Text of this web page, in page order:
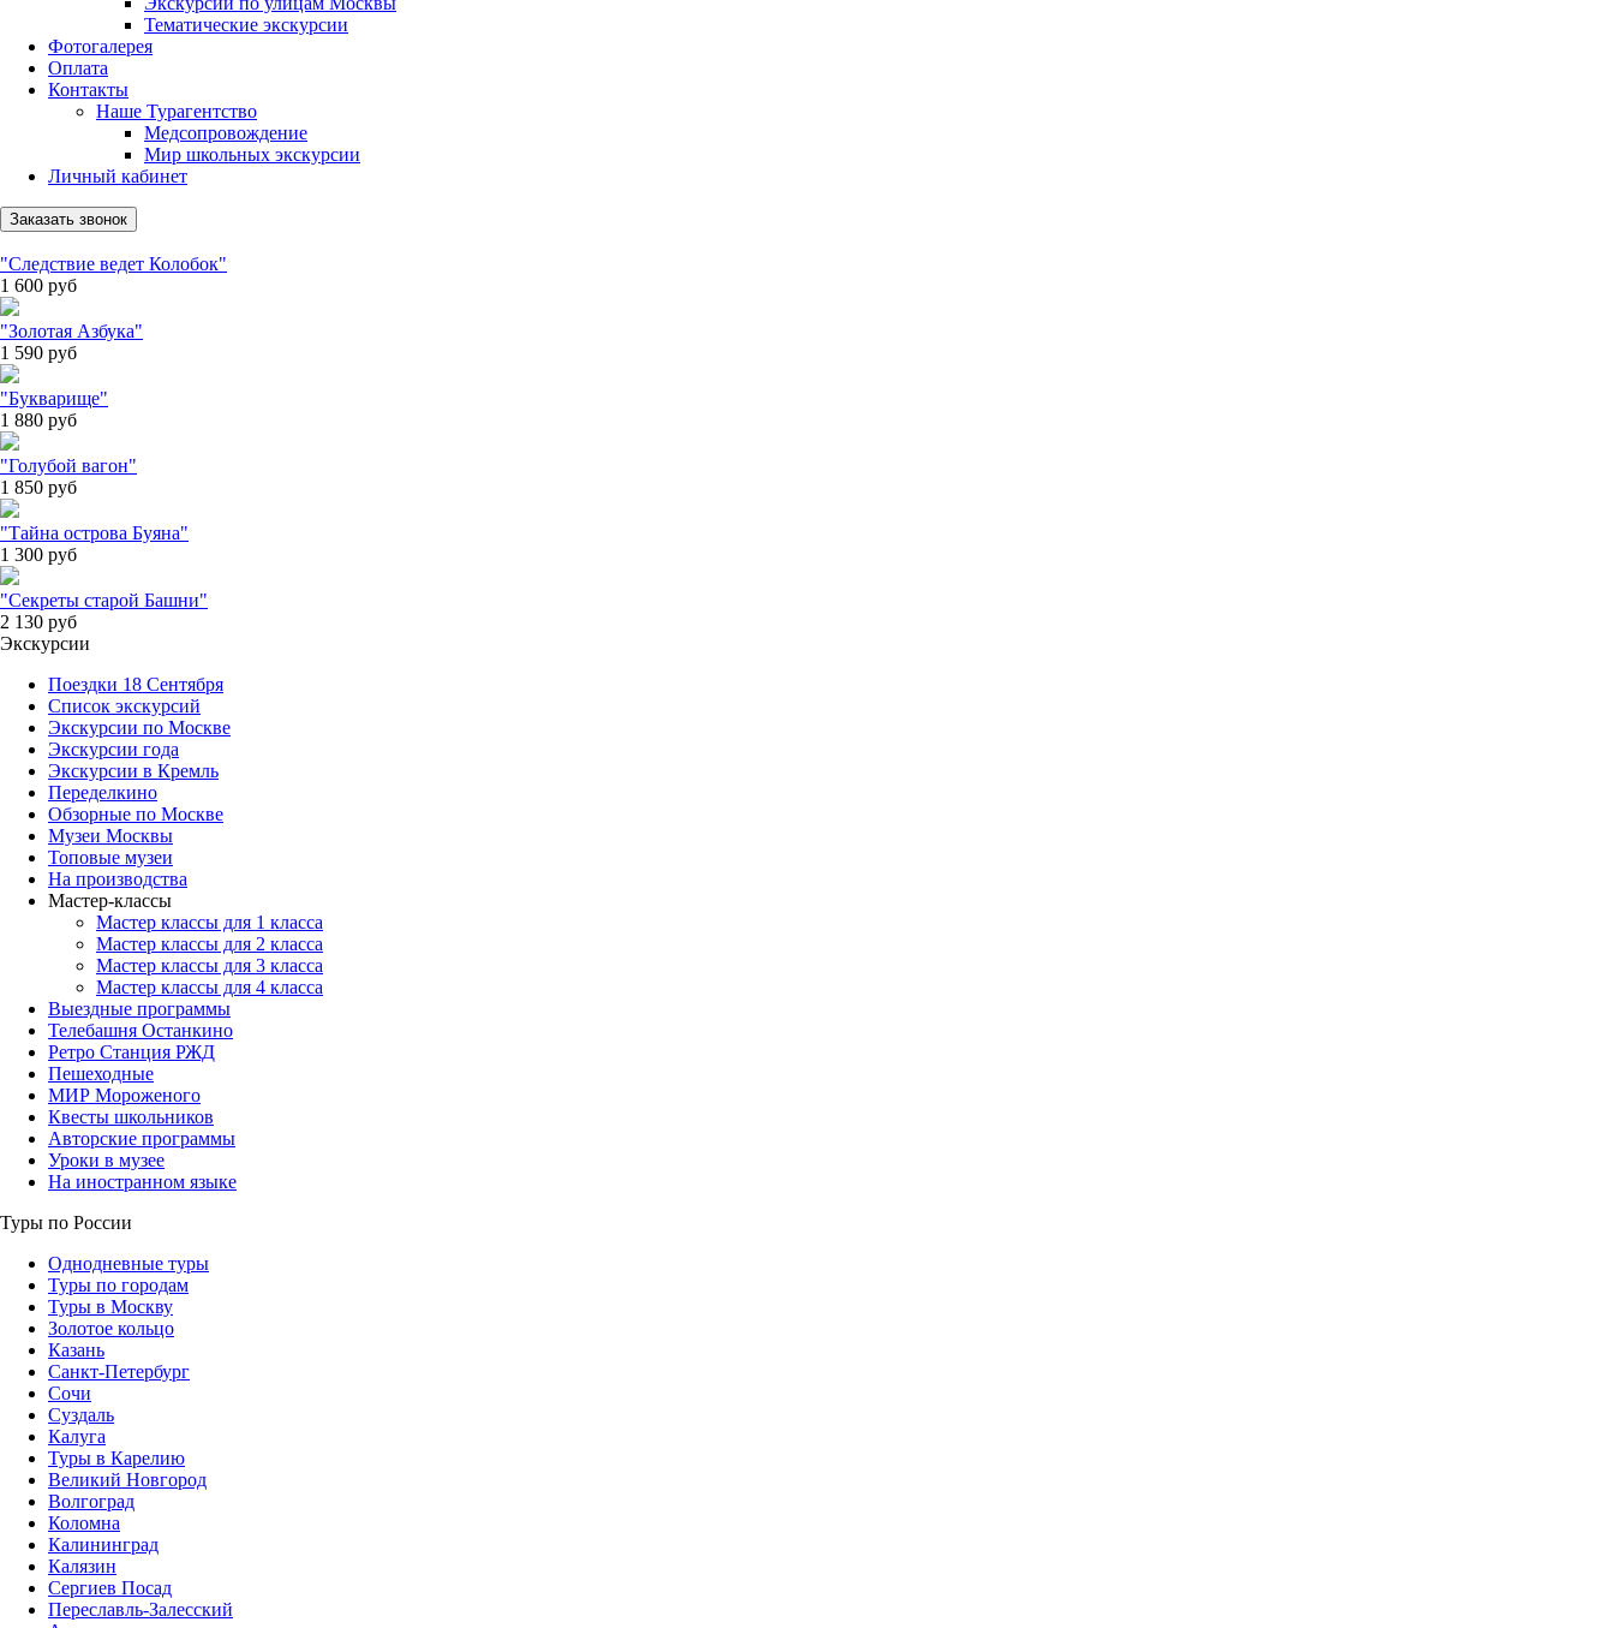
Тематические экскурсии
Фотогалерея
Оплата
Контакты
Наше Турагентство
Медсопровождение
Мир школьных экскурсии
Личный кабинет
Заказать звонок
"Следствие ведет Колобок"
1 600 руб
"Золотая Азбука"
1 590 руб
"Букварище"
1 880 руб
"Голубой вагон"
1 850 руб
"Тайна острова Буяна"
1 300 руб
"Секреты старой Башни"
2 130 руб
Экскурсии
Поездки 18 Сентября
Список экскурсий
Экскурсии по Москве
Экскурсии года
Экскурсии в Кремль
Переделкино
Обзорные по Москве
Музеи Москвы
Топовые музеи
На производства
Мастер-классы
Мастер классы для 1 класса
Мастер классы для 2 класса
Мастер классы для 3 класса
Мастер классы для 4 класса
Выездные программы
Телебашня Останкино
Ретро Станция РЖД
Пешеходные
МИР Мороженого
Квесты школьников
Авторские программы
Уроки в музее
На иностранном языке
Туры по России
Однодневные туры
Туры по городам
Туры в Москву
Золотое кольцо
Казань
Санкт-Петербург
Сочи
Суздаль
Калуга
Туры в Карелию
Великий Новгород
Волгоград
Коломна
Калининград
Калязин
Сергиев Посад
Переславль-Залесский